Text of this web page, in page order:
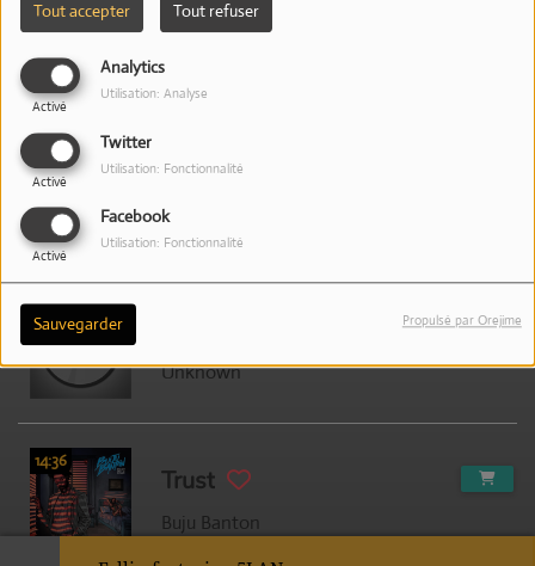
Tout accepter Tout refuser
Analytics
Activé
Utilisation: Analyse
Twitter
Activé
Utilisation: Fonctionnalité
Facebook
Activé
Utilisation: Fonctionnalité
Sauvegarder Propulsé par Orejime
14:48
Tandé Down Low
DJ Platinum D Feat TMD & Mc Kiki
14:44
Anbyans mizikal
AN NOU VWE
14:40
Unknown
14:36
Trust
Buju Banton